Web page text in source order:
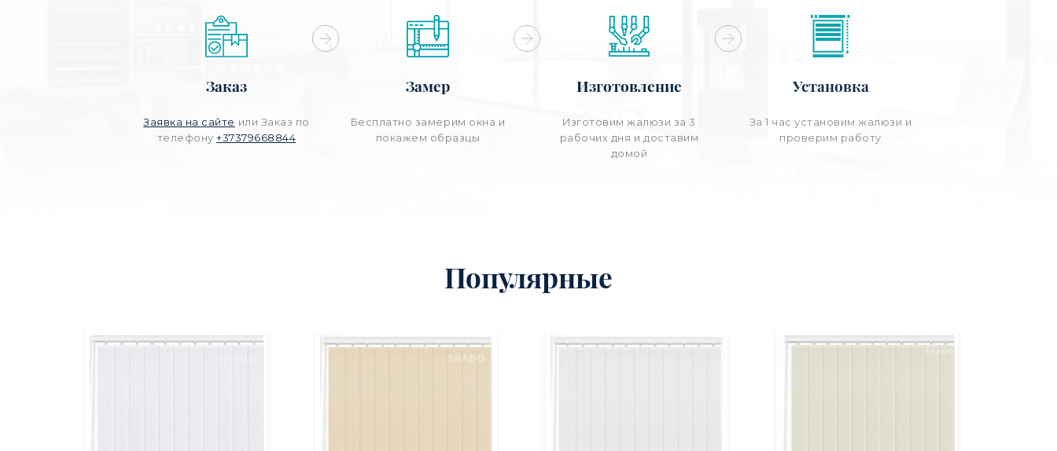
Заказ
Заявка на сайте или Заказ по
телефону+37379668844
Замер
Бесплатно замерим окна и
покажем образцы
Изготовление
Изготовим жалюзи за 3
рабочих дня и доставим
домой
Установка
За 1 час установим жалюзи и
проверим работу
Популярные